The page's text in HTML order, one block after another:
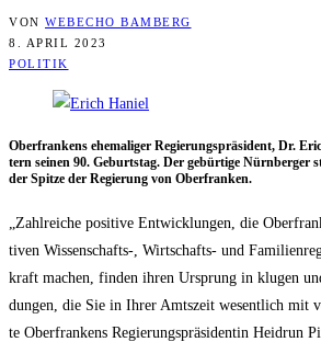
VON WEBECHO BAMBERG
8. APRIL 2023
POLITIK
Ober­fran­kens ehe­ma­li­ger Regie­rungs­prä­si­dent, Dr.
tern sei­nen 90. Geburts­tag. Der gebür­ti­ge Nürn­ber­ger
der Spit­ze der Regie­rung von Oberfranken.
„Zahl­rei­che posi­ti­ve Ent­wick­lun­gen, die
ti­ven Wissenschafts‑, Wirt­schafts- und
kraft machen, fin­den ihren Ursprung in klu­gen
dun­gen, die Sie in Ihrer Amts­zeit wesent­lich mit
te Ober­fran­kens Regie­rungs­prä­si­den­tin Heid­run